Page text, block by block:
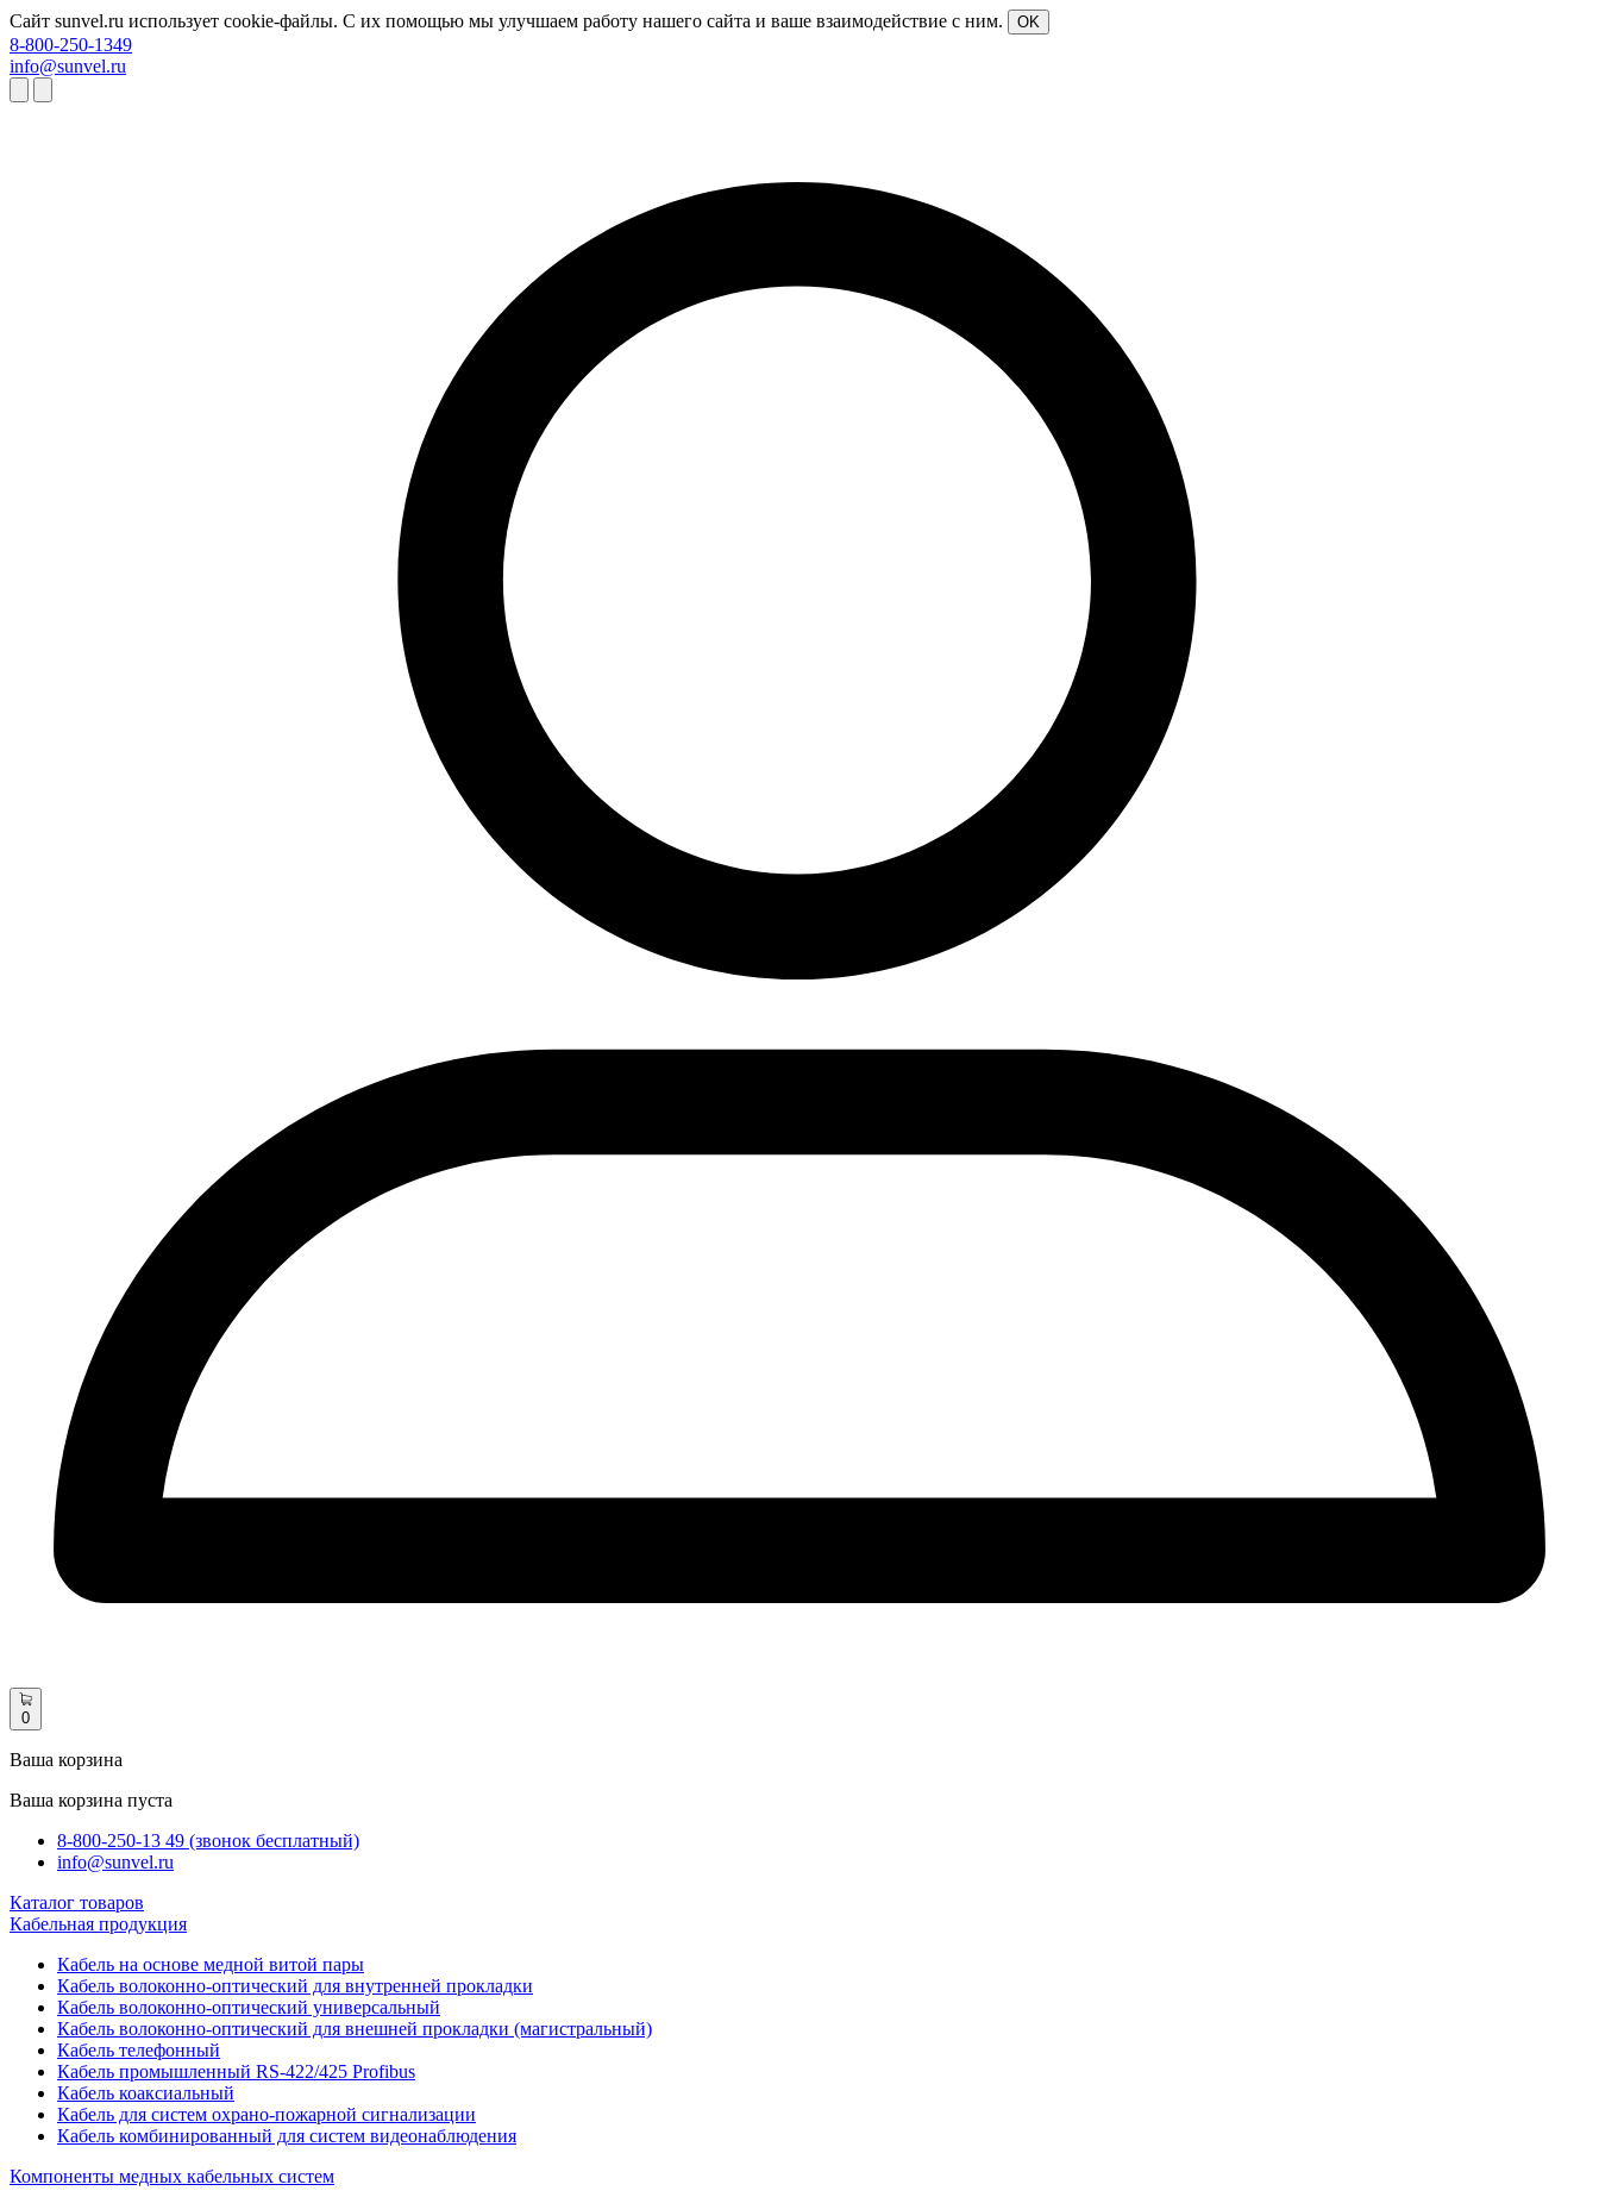
Сайт sunvel.ru использует cookie-файлы. С их помощью мы улучшаем работу нашего сайта и ваше взаимодействие с ним. OK
8-800-250-1349
info@sunvel.ru
0
Ваша корзина
Ваша корзина пуста
8-800-250-13 49 (звонок бесплатный)
info@sunvel.ru
Каталог товаров
Кабельная продукция
Кабель на основе медной витой пары
Кабель волоконно-оптический для внутренней прокладки
Кабель волоконно-оптический универсальный
Кабель волоконно-оптический для внешней прокладки (магистральный)
Кабель телефонный
Кабель промышленный RS-422/425 Profibus
Кабель коаксиальный
Кабель для систем охрано-пожарной сигнализации
Кабель комбинированный для систем видеонаблюдения
Компоненты медных кабельных систем